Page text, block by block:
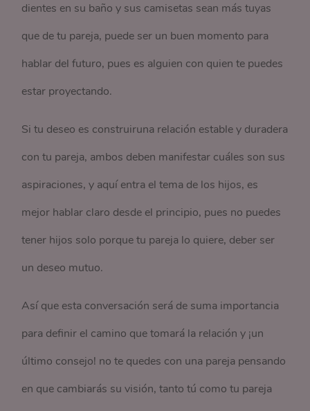
dientes en su baño y sus camisetas sean más tuyas
que de tu pareja, puede ser un buen momento para
hablar del futuro, pues es alguien con quien te puedes
estar proyectando.
Si tu deseo es construiruna relación estable y duradera
con tu pareja, ambos deben manifestar cuáles son sus
aspiraciones, y aquí entra el tema de los hijos, es
mejor hablar claro desde el principio, pues no puedes
tener hijos solo porque tu pareja lo quiere, deber ser
un deseo mutuo.
Así que esta conversación será de suma importancia
para definir el camino que tomará la relación y ¡un
último consejo! no te quedes con una pareja pensando
en que cambiarás su visión, tanto tú como tu pareja